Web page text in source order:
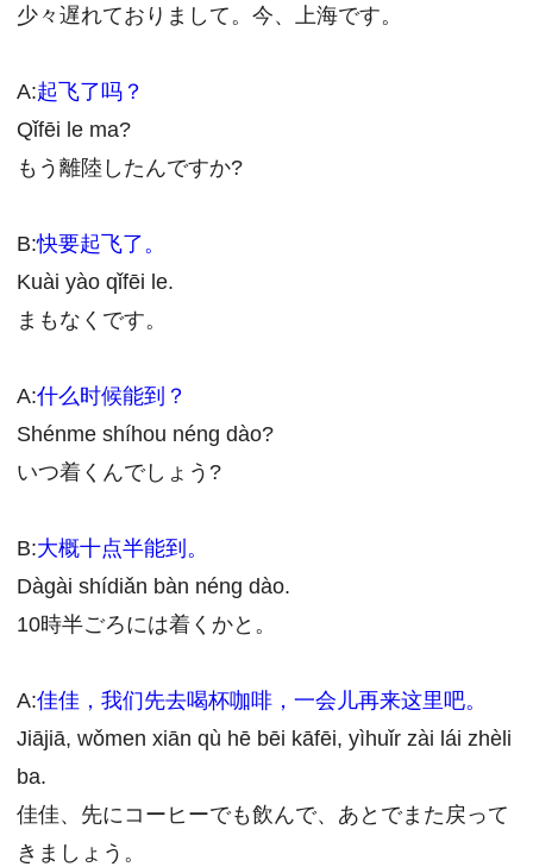
少々遅れておりまして。今、上海です。
A:起飞了吗？
Qǐfēi le ma?
もう離陸したんですか?
B:快要起飞了。
Kuài yào qǐfēi le.
まもなくです。
A:什么时候能到？
Shénme shíhou néng dào?
いつ着くんでしょう?
B:大概十点半能到。
Dàgài shídiǎn bàn néng dào.
10時半ごろには着くかと。
A:佳佳，我们先去喝杯咖啡，一会儿再来这里吧。
Jiājiā, wǒmen xiān qù hē bēi kāfēi, yìhuǐr zài lái zhèli
ba.
佳佳、先にコーヒーでも飲んで、あとでまた戻って
きましょう。